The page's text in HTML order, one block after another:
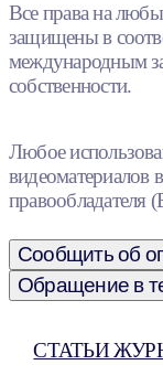
Все права на
защищены в
международным
собственности.
Любое
видеоматериалов
правообладателя
Сообщить об
Обращение в
СТАТЬИ